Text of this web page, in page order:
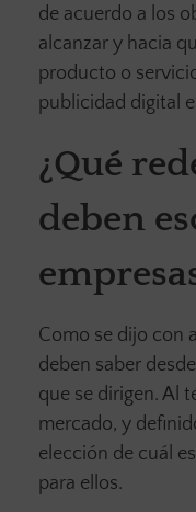
de acuerdo a los
alcanzar y hacia
producto o
publicidad digital
¿Qué
deben
Como se dijo con
deben saber
que se dirigen. Al
mercado, y
elección de cuál
para ellos.